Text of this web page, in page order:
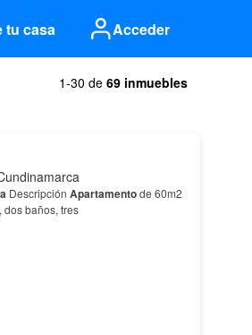
tu casa Acceder
1-30 de 69 inmuebles
Descripción Apartamentode 60m2
baños, tres